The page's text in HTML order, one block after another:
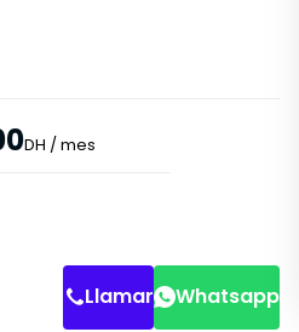
DH / mes
Llamar Whatsapp